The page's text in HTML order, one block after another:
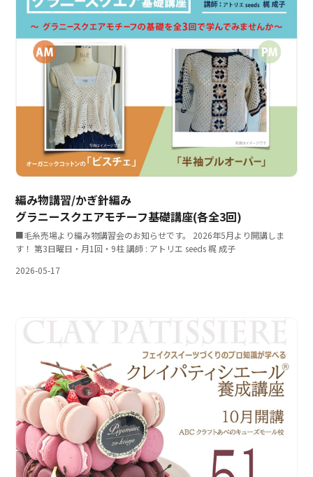
2026-05-17
編み物講習/かぎ針編み
グラニースクエアモチーフ基礎講座(各全3回)
■毛糸売場より編み物講習会のお知らせです。 2026年5月より開講しま
す！ 第3日曜日・月1回・9柱 講師 : アトリエ seeds 梶 成子